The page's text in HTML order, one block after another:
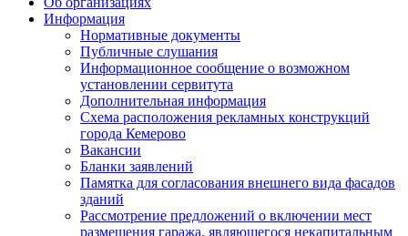
Информация
Нормативные документы
Публичные слушания
Информационное сообщение о возможном
установлении сервитута
Дополнительная информация
Схема расположения рекламных конструкций
города Кемерово
Вакансии
Бланки заявлений
Памятка для согласования внешнего вида фасадов
зданий
Рассмотрение предложений о включении мест
размещения гаража, являющегося некапитальным